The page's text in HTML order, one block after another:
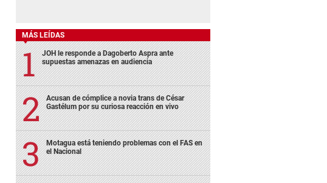
MÁS LEÍDAS
JOH le responde a Dagoberto Aspra ante
supuestas amenazas en audiencia
Acusan de cómplice a novia trans de César
Gastélum por su curiosa reacción en vivo
Motagua está teniendo problemas con el FAS en
el Nacional